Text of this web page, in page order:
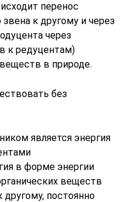
перенос
к другому и через
через
к редуцентам)
в природе.
без
является энергия
в форме энергии
веществ
другому, постоянно